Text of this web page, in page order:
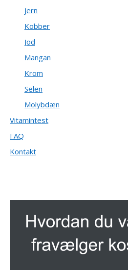
Jern
Kobber
Jod
Mangan
Krom
Selen
Molybdæn
Vitamintest
FAQ
Kontakt